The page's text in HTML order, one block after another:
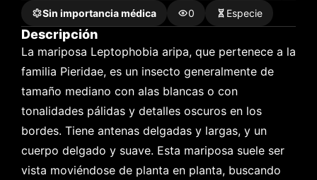
Sin importancia médica 0 Especie
Descripción
La mariposa Leptophobia aripa, que pertenece a la
familia Pieridae, es un insecto generalmente de
tamaño mediano con alas blancas o con
tonalidades pálidas y detalles oscuros en los
bordes. Tiene antenas delgadas y largas, y un
cuerpo delgado y suave. Esta mariposa suele ser
vista moviéndose de planta en planta, buscando